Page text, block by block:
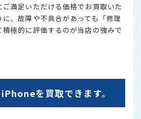
満足いただける価格でお買取いた
に、故障や不具合があっても「修理
極的に評価するのが当店の強みで
を買取できます。